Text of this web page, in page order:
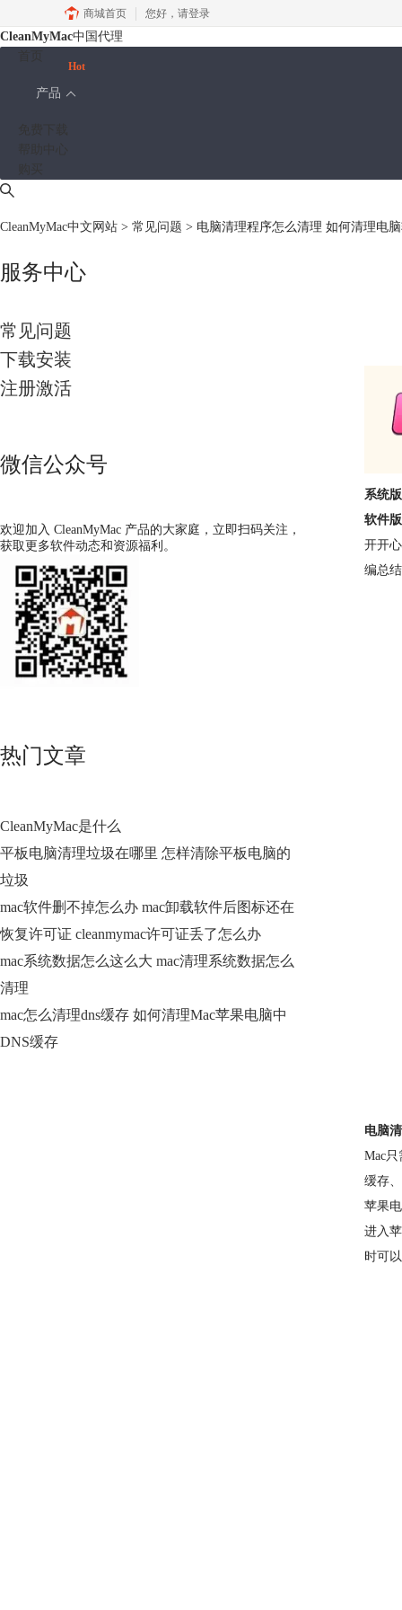
商城首页 您好， 请登录
CleanMyMac中国代理
产品
Hot
CleanMyMac中文网站 > 常见问题 > 电脑清理程序怎么清理 如何清理电
服务中心
常见问题
下载安装
注册激活
微信公众号
欢迎加入 CleanMyMac 产品的大家庭，立即扫码关注，
获取更多软件动态和资源福利。
热门文章
CleanMyMac是什么
平板电脑清理垃圾在哪里 怎样清除平板电脑的
垃圾
mac软件删不掉怎么办 mac卸载软件后图标还在
恢复许可证 cleanmymac许可证丢了怎么办
mac系统数据怎么这么大 mac清理系统数据怎么
清理
mac怎么清理dns缓存 如何清理Mac苹果电脑中
DNS缓存
系统
软件
开开
编总
电脑
Mac
缓存
苹果
进入
时可